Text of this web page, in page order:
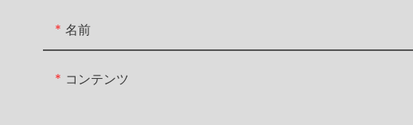
名前
コンテンツ